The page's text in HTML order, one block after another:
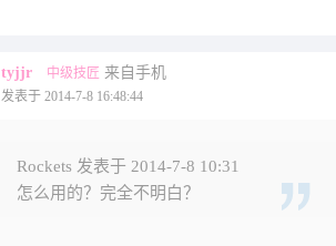
tyjjr 中级技匠 来自手机
发表于 2014-7-8 16:48:44
Rockets 发表于 2014-7-8 10:31
怎么用的？完全不明白？